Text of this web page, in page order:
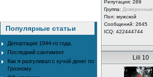
Популярные статьи
Депортация 1944-го года.
Последний сантимент
Как я разгуливал с кучой денег по
Грозному
Репутация: 289
Группа: Доверенные
Пол: мужской
Сообщений: 2645
ICQ: 422444744
Lili 10